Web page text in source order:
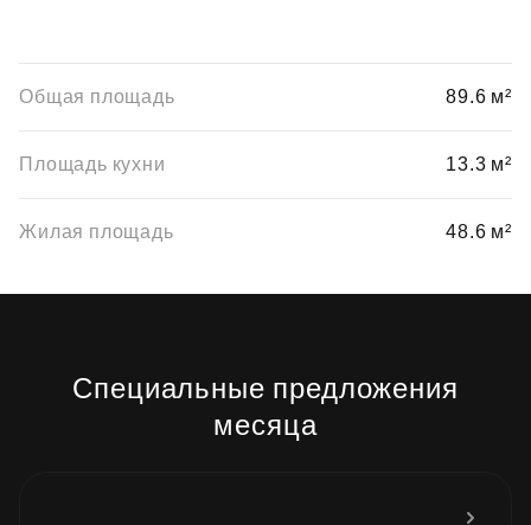
Общая площадь 89.6 м²
Площадь кухни 13.3 м²
Жилая площадь 48.6 м²
Специальные предложения
месяца